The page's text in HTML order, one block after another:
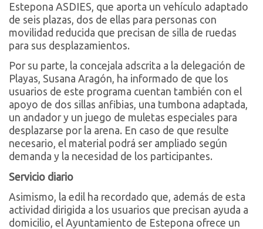
Estepona ASDIES, que aporta un vehículo adaptado
de seis plazas, dos de ellas para personas con
movilidad reducida que precisan de silla de ruedas
para sus desplazamientos.
Por su parte, la concejala adscrita a la delegación de
Playas, Susana Aragón, ha informado de que los
usuarios de este programa cuentan también con el
apoyo de dos sillas anfibias, una tumbona adaptada,
un andador y un juego de muletas especiales para
desplazarse por la arena. En caso de que resulte
necesario, el material podrá ser ampliado según
demanda y la necesidad de los participantes.
Servicio diario
Asimismo, la edil ha recordado que, además de esta
actividad dirigida a los usuarios que precisan ayuda a
domicilio, el Ayuntamiento de Estepona ofrece un